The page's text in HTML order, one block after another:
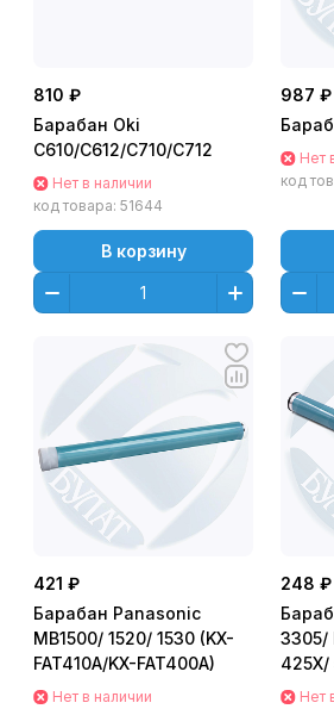
810 ₽
Барабан Oki
C610/C612/C710/C712
Нет в наличии
код товара: 51644
В корзину
987 ₽
Нет
код
421 ₽
Барабан Panasonic
MB1500/ 1520/ 1530 (KX-
FAT410A/KX-FAT400A)
Нет в наличии
248 ₽
3305/
425X/
19мм)
Нет